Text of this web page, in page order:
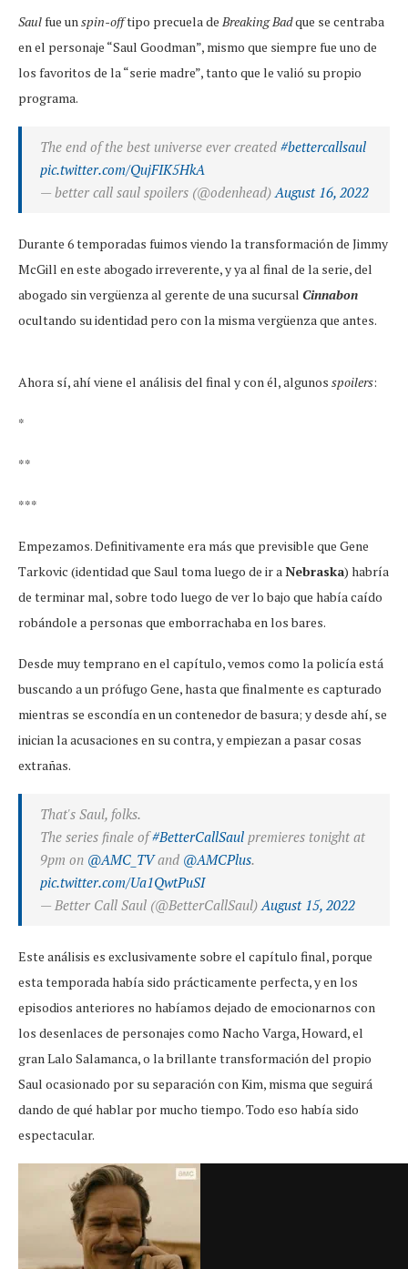
Saulfue unspin-offtipo precuela de Breaking Badque se centraba
en el personaje “Saul Goodman”, mismo que siempre fue uno de
los favoritos de la “serie madre”, tanto que le valió su propio
programa.
The end of the best universe ever created #bettercallsaul
pic.twitter.com/QujFIK5HkA
— better call saul spoilers (@odenhead)August 16, 2022
Durante 6 temporadas fuimos viendo la transformación de Jimmy
McGill en este abogado irreverente, y ya al final de la serie, del
abogado sin vergüenza al gerente de una sucursal Cinnabon
ocultando su identidad pero con la misma vergüenza que antes.
Ahora sí, ahí viene el análisis del final y con él, algunos spoilers:
*
**
***
Empezamos. Definitivamente era más que previsible que Gene
Tarkovic (identidad que Saul toma luego de ir aNebraska) habría
de terminar mal, sobre todo luego de ver lo bajo que había caído
robándole a personas que emborrachaba en los bares.
Desde muy temprano en el capítulo, vemos como la policía está
buscando a un prófugo Gene, hasta que finalmente es capturado
mientras se escondía en un contenedor de basura; y desde ahí, se
inician la acusaciones en su contra, y empiezan a pasar cosas
extrañas.
That's Saul, folks.
The series finale of#BetterCallSaul premieres tonight at
9pm on @AMC_TVand @AMCPlus.
pic.twitter.com/Ua1QwtPuSI
— Better Call Saul (@BetterCallSaul)August 15, 2022
Este análisis es exclusivamente sobre el capítulo final, porque
esta temporada había sido prácticamente perfecta, y en los
episodios anteriores no habíamos dejado de emocionarnos con
los desenlaces de personajes como Nacho Varga, Howard, el
gran Lalo Salamanca, o la brillante transformación del propio
Saul ocasionado por su separación con Kim, misma que seguirá
dando de qué hablar por mucho tiempo. Todo eso había sido
espectacular.